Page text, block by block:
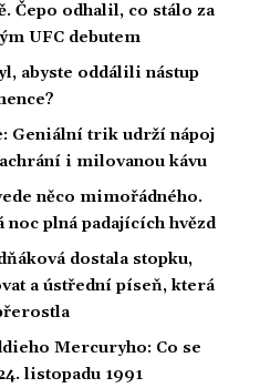
Čepo odhalil, co stálo za
UFC debutem
abyste oddálili nástup
Geniální trik udrží nápoj
i milovanou kávu
něco mimořádného.
plná padajících hvězd
dostala stopku,
a ústřední píseň, která
Mercuryho: Co se
listopadu 1991